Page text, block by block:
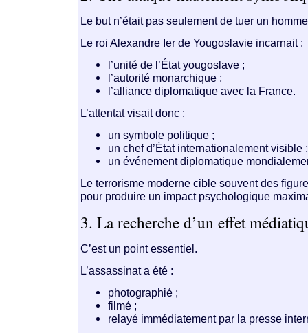
Le but n’était pas seulement de tuer un
Le roiAlexandre Ier de Yougoslavie incarnait :
l’unité de l’État yougoslave ;
l’autorité monarchique ;
l’alliance diplomatique avec la France.
L’attentat visait donc :
un symbole politique ;
un chef d’État internationalement visible ;
un événement diplomatique
Le terrorisme moderne cible souvent des
pour produire un impact psychologique
3. La recherche d’un effet
C’est un point essentiel.
L’assassinat a été :
photographié ;
filmé ;
relayé immédiatement par la presse